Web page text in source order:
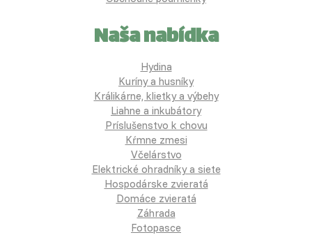
Naša nabídka
Hydina
Kuríny a husníky
Králikárne, klietky a výbehy
Liahne a inkubátory
Príslušenstvo k chovu
Kŕmne zmesi
Včelárstvo
Elektrické ohradníky a siete
Hospodárske zvieratá
Domáce zvieratá
Záhrada
Fotopasce